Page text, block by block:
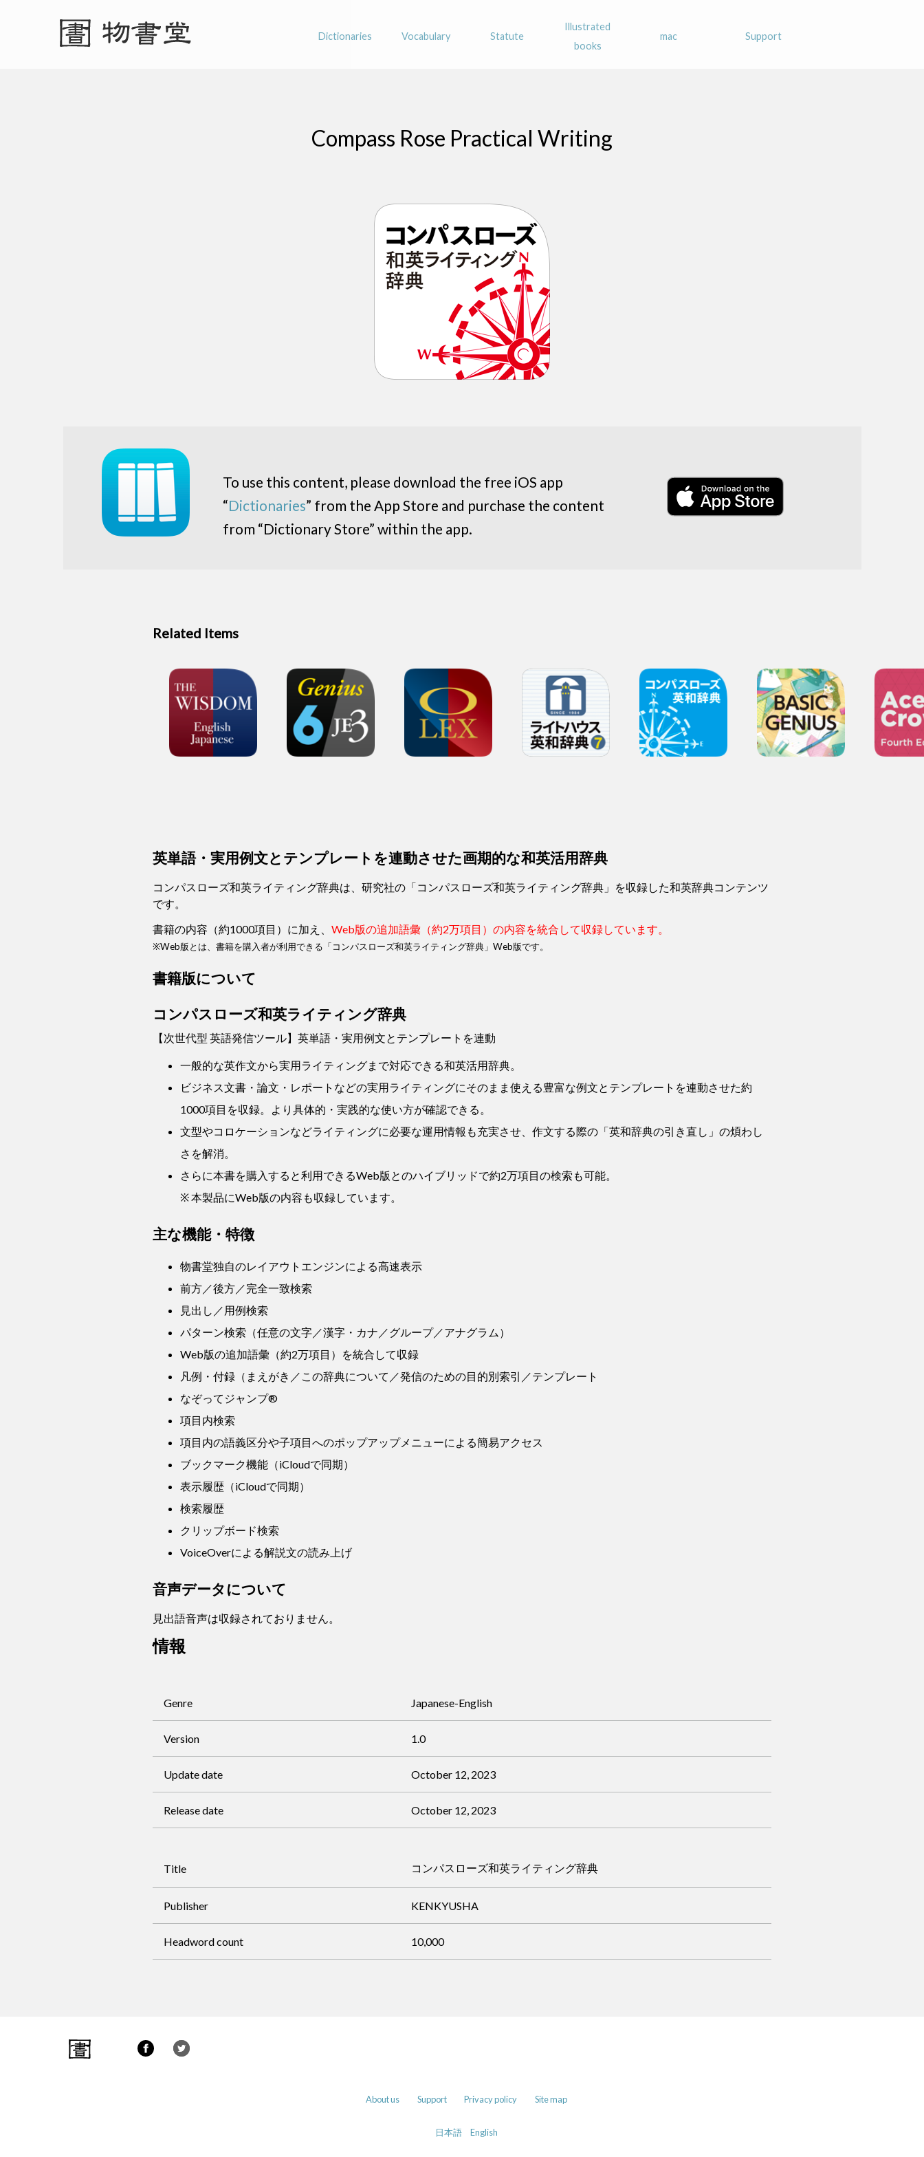
Dictionaries Vocabulary Statute
Illustrated
books
mac Support
Compass Rose Practical Writing
To use this content, please download the free iOS app
“Dictionaries” from the App Store and purchase the content
from “Dictionary Store” within the app.
Related Items
英単語・実用例文とテンプレートを連動させた画期的な和英活用辞典
コンパスローズ和英ライティング辞典は、研究社の「コンパスローズ和英ライティング辞典」を収録した和英辞典コンテンツ
です。
書籍の内容（約1000項目）に加え、 Web版の追加語彙（約2万項目）の内容を統合して収録しています。
※Web版とは、書籍を購入者が利用できる「コンパスローズ和英ライティング辞典」Web版です。
書籍版について
コンパスローズ和英ライティング辞典
【次世代型 英語発信ツール】英単語・実用例文とテンプレートを連動
一般的な英作文から実用ライティングまで対応できる和英活用辞典。
ビジネス文書・論文・レポートなどの実用ライティングにそのまま使える豊富な例文とテンプレートを連動させた約
1000項目を収録。より具体的・実践的な使い方が確認できる。
文型やコロケーションなどライティングに必要な運用情報も充実させ、作文する際の「英和辞典の引き直し」の煩わし
さを解消。
さらに本書を購入すると利用できるWeb版とのハイブリッドで約2万項目の検索も可能。
※ 本製品にWeb版の内容も収録しています。
主な機能・特徴
物書堂独自のレイアウトエンジンによる高速表示
前方／後方／完全一致検索
見出し／用例検索
パターン検索（任意の文字／漢字・カナ／グループ／アナグラム）
Web版の追加語彙（約2万項目）を統合して収録
凡例・付録（まえがき／この辞典について／発信のための目的別索引／テンプレート
なぞってジャンプ®
項目内検索
項目内の語義区分や子項目へのポップアップメニューによる簡易アクセス
ブックマーク機能（iCloudで同期）
表示履歴（iCloudで同期）
検索履歴
クリップボード検索
VoiceOverによる解説文の読み上げ
音声データについて
見出語音声は収録されておりません。
情報
Genre Japanese-English
Version 1.0
Update date October 12, 2023
Release date October 12, 2023
Title コンパスローズ和英ライティング辞典
Publisher KENKYUSHA
Headword count 10,000
About us Support Privacy policy Site map
日本語 English